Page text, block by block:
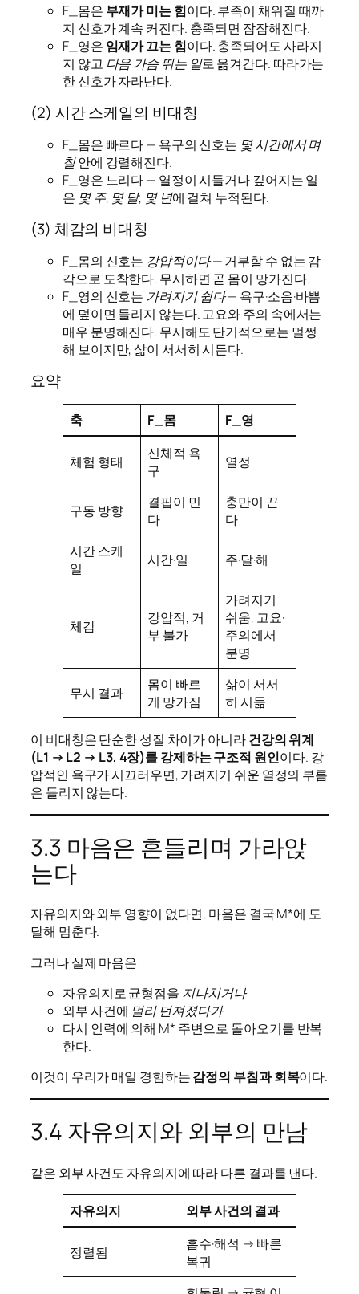
F_몸은 부재가 미는 힘이다. 부족이 채워질 때까
지 신호가 계속 커진다. 충족되면 잠잠해진다.
F_영은 임재가 끄는 힘이다. 충족되어도 사라지
지 않고 다음 가슴 뛰는 일로 옮겨간다. 따라가는
한 신호가 자라난다.
(2) 시간 스케일의 비대칭
F_몸은 빠르다 — 욕구의 신호는 몇 시간에서 며
칠안에 강렬해진다.
F_영은 느리다 — 열정이 시들거나 깊어지는 일
은 몇 주, 몇 달, 몇 년에 걸쳐 누적된다.
(3) 체감의 비대칭
F_몸의 신호는 강압적이다— 거부할 수 없는 감
각으로 도착한다. 무시하면 곧 몸이 망가진다.
F_영의 신호는 가려지기 쉽다— 욕구·소음·바쁨
에 덮이면 들리지 않는다. 고요와 주의 속에서는
매우 분명해진다. 무시해도 단기적으로는 멀쩡
해 보이지만, 삶이 서서히 시든다.
요약
축 F_몸 F_영
체험 형태
신체적 욕
구
열정
구동 방향
결핍이 민
다
충만이 끈
다
시간 스케
일
시간·일 주·달·해
체감
강압적, 거
부 불가
가려지기
쉬움, 고요·
주의에서
분명
무시 결과
몸이 빠르
게 망가짐
삶이 서서
히 시듦
이 비대칭은 단순한 성질 차이가 아니라건강의 위계
(L1 → L2 → L3, 4장)를 강제하는 구조적 원인이다. 강
압적인 욕구가 시끄러우면, 가려지기 쉬운 열정의 부름
은 들리지 않는다.
3.3 마음은 흔들리며 가라앉
는다
자유의지와 외부 영향이 없다면, 마음은 결국 M*에 도
달해 멈춘다.
그러나 실제 마음은:
자유의지로 균형점을 지나치거나
외부 사건에 멀리 던져졌다가
다시 인력에 의해 M* 주변으로 돌아오기를 반복
한다.
이것이 우리가 매일 경험하는감정의 부침과 회복이다.
3.4 자유의지와 외부의 만남
같은 외부 사건도 자유의지에 따라 다른 결과를 낸다.
자유의지 외부 사건의 결과
정렬됨
흡수·해석 → 빠른
복귀